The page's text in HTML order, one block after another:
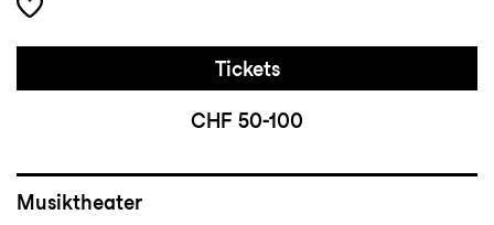
Tickets
CHF 50-100
Musiktheater